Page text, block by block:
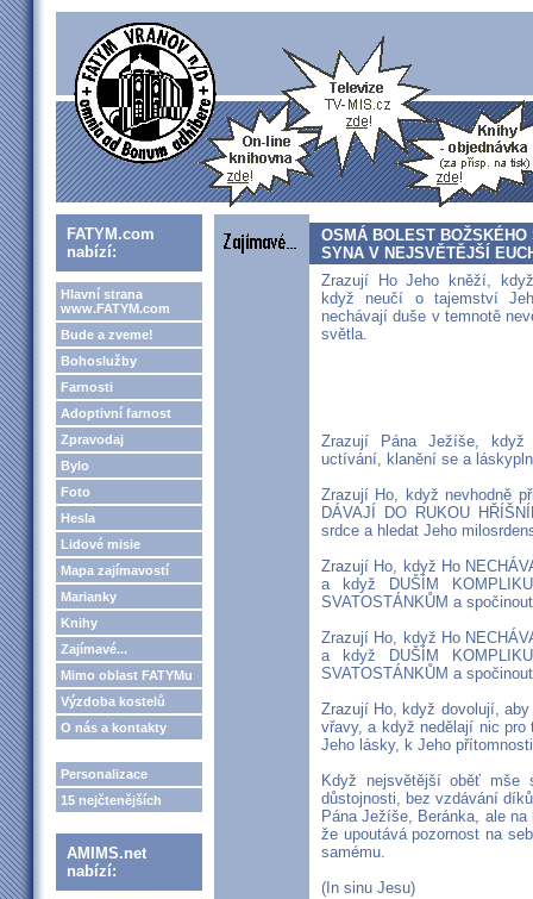
FATYM.com
nabízí:
Hlavní strana
www.FATYM.com
Bude a zveme!
Bohoslužby
Farnosti
Adoptivní farnost
Zpravodaj
Bylo
Foto
Hesla
Lidové misie
Mapa zajímavostí
Marianky
Knihy
Zajímavé...
Mimo oblast FATYMu
Výzdoba kostelů
O nás a kontakty
Personalizace
15 nejčtenějších
AMIMS.net
nabízí:
OSMÁ BOLEST
SYNA V NEJSVĚTĚJŠÍ
Zrazují Ho Jeho kněží,
když neučí o tajemství
nechávají duše v temnotě
světla.
Zrazují Pána Ježíše,
uctívání, klanění se a
Zrazují Ho, když nevhodně
DÁVAJÍ DO RUKOU
srdce a hledat Jeho
Zrazují Ho, když Ho
a když DUŠÍM
SVATOSTÁNKŮM a
Zrazují Ho, když Ho
a když DUŠÍM
SVATOSTÁNKŮM a
Zrazují Ho, když dovolují,
vřavy, a když nedělají nic
Jeho lásky, k Jeho
Když nejsvětější oběť mše
důstojnosti, bez vzdávání
Pána Ježíše, Beránka, ale
že upoutává pozornost na
samému.
(In sinu Jesu)